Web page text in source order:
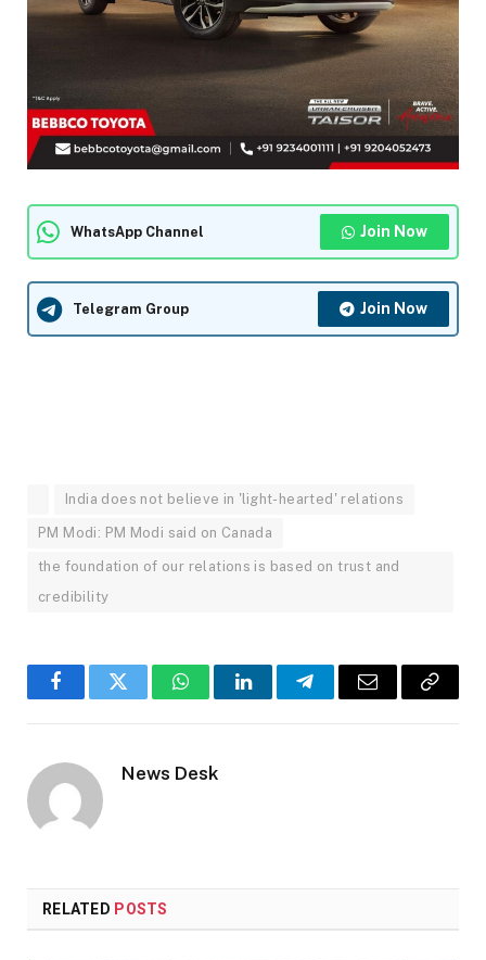
WhatsApp Channel Join Now
Telegram Group Join Now
India does not believe in 'light-hearted' relations
PM Modi: PM Modi said on Canada
the foundation of our relations is based on trust and
credibility
FacebookTwitter WhatsAppLinkedInTelegramEmail
Copy
News Desk
RELATED POSTS